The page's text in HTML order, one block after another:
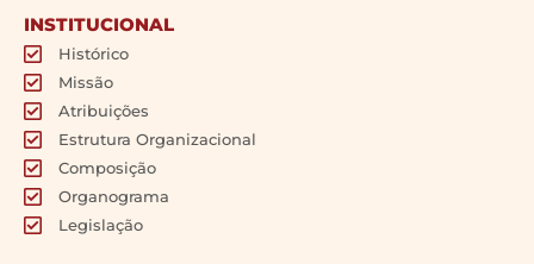
INSTITUCIONAL
Histórico
Missão
Atribuições
Estrutura Organizacional
Composição
Organograma
Legislação